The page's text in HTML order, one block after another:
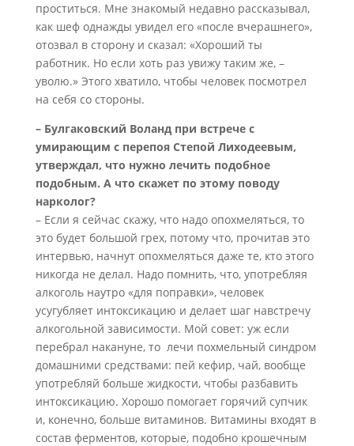
проститься. Мне знакомый недавно рассказывал,
как шеф однажды увидел его «после вчерашнего»,
отозвал в сторону и сказал: «Хороший ты
работник. Но если хоть раз увижу таким же, –
уволю.» Этого хватило, чтобы человек посмотрел
на себя со стороны.
– Булгаковский Воланд при встрече с
умирающим с перепоя Степой Лиходеевым,
утверждал, что нужно лечить подобное
подобным. А что скажет по этому поводу
нарколог?
– Если я сейчас скажу, что надо опохмеляться, то
это будет большой грех, потому что, прочитав это
интервью, начнут опохмеляться даже те, кто этого
никогда не делал. Надо помнить, что, употребляя
алкоголь наутро «для поправки», человек
усугубляет интоксикацию и делает шаг навстречу
алкогольной зависимости. Мой совет: уж если
перебрал накануне, то лечи похмельный синдром
домашними средствами: пей кефир, чай, вообще
употребляй больше жидкости, чтобы разбавить
интоксикацию. Хорошо помогает горячий супчик
и, конечно, больше витаминов. Витамины входят в
состав ферментов, которые, подобно крошечным